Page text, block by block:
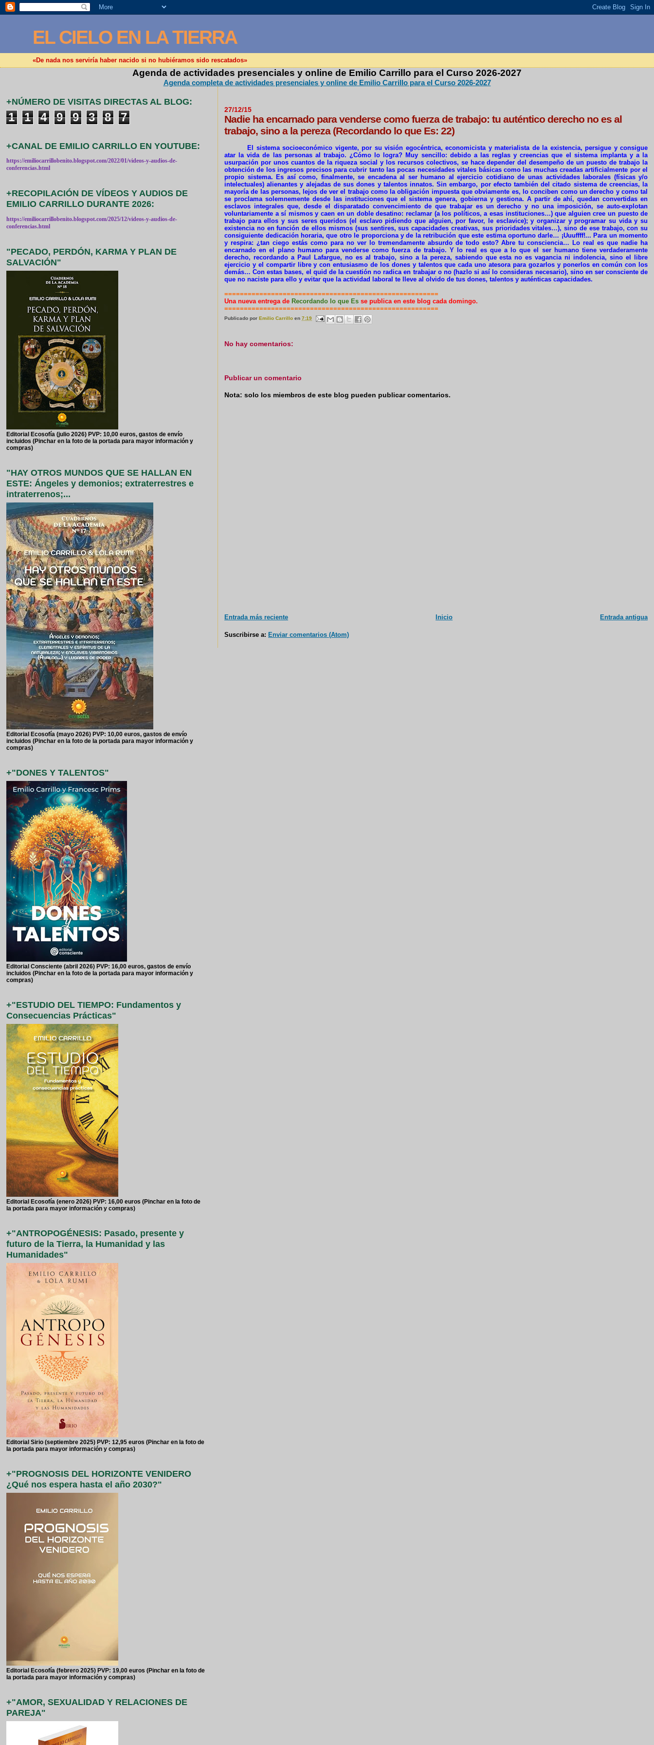
EL CIELO EN LA TIERRA
«De nada nos serviría haber nacido si no hubiéramos sido rescatados»
Agenda de actividades presenciales y online de Emilio Carrillo para el Curso 2026-2027
Agenda completa de actividades presenciales y online de Emilio Carrillo para el Curso 2026-2027
27/12/15
Nadie ha encarnado para venderse como fuerza de trabajo: tu auténtico derecho no es al
trabajo, sino a la pereza (Recordando lo que Es: 22)
El sistema socioeconómico vigente, por su visión egocéntrica, economicista y materialista de la existencia, persigue y consigue
atar la vida de las personas al trabajo. ¿Cómo lo logra? Muy sencillo: debido a las reglas y creencias que el sistema implanta y a la
usurpación por unos cuantos de la riqueza social y los recursos colectivos, se hace depender del desempeño de un puesto de trabajo la
obtención de los ingresos precisos para cubrir tanto las pocas necesidades vitales básicas como las muchas creadas artificialmente por el
propio sistema. Es así como, finalmente, se encadena al ser humano al ejercicio cotidiano de unas actividades laborales (físicas y/o
intelectuales) alienantes y alejadas de sus dones y talentos innatos. Sin embargo, por efecto también del citado sistema de creencias, la
mayoría de las personas, lejos de ver el trabajo como la obligación impuesta que obviamente es, lo conciben como un derecho y como tal
se proclama solemnemente desde las instituciones que el sistema genera, gobierna y gestiona. A partir de ahí, quedan convertidas en
esclavos integrales que, desde el disparatado convencimiento de que trabajar es un derecho y no una imposición, se auto-explotan
voluntariamente a sí mismos y caen en un doble desatino: reclamar (a los políticos, a esas instituciones…) que alguien cree un puesto de
trabajo para ellos y sus seres queridos (el esclavo pidiendo que alguien, por favor, le esclavice); y organizar y programar su vida y su
existencia no en función de ellos mismos (sus sentires, sus capacidades creativas, sus prioridades vitales…), sino de ese trabajo, con su
consiguiente dedicación horaria, que otro le proporciona y de la retribución que este estima oportuno darle… ¡Uuuffff!... Para un momento
y respira: ¿tan ciego estás como para no ver lo tremendamente absurdo de todo esto? Abre tu consciencia… Lo real es que nadie ha
encarnado en el plano humano para venderse como fuerza de trabajo. Y lo real es que a lo que el ser humano tiene verdaderamente
derecho, recordando a Paul Lafargue, no es al trabajo, sino a la pereza, sabiendo que esta no es vagancia ni indolencia, sino el libre
ejercicio y el compartir libre y con entusiasmo de los dones y talentos que cada uno atesora para gozarlos y ponerlos en común con los
demás… Con estas bases, el quid de la cuestión no radica en trabajar o no (hazlo si así lo consideras necesario), sino en ser consciente de
que no naciste para ello y evitar que la actividad laboral te lleve al olvido de tus dones, talentos y auténticas capacidades.
=======================================================
Una nueva entrega de Recordando lo que Es se publica en este blog cada domingo.
=======================================================
Publicado porEmilio Carrillo en7:19
No hay comentarios:
Publicar un comentario
Nota: solo los miembros de este blog pueden publicar comentarios.
Entrada más reciente Entrada antigua
Inicio
Suscribirse a: Enviar comentarios (Atom)
+NÚMERO DE VISITAS DIRECTAS AL BLOG:
1 1 4 9 9 3 8 7
+CANAL DE EMILIO CARRILLO EN YOUTUBE:
https://emiliocarrillobenito.blogspot.com/2022/01/videos-y-audios-de-
conferencias.html
+RECOPILACIÓN DE VÍDEOS Y AUDIOS DE
EMILIO CARRILLO DURANTE 2026:
https://emiliocarrillobenito.blogspot.com/2025/12/videos-y-audios-de-
conferencias.html
"PECADO, PERDÓN, KARMA Y PLAN DE
SALVACIÓN"
Editorial Ecosofía (julio 2026) PVP: 10,00 euros, gastos de envío
incluidos (Pinchar en la foto de la portada para mayor información y
compras)
"HAY OTROS MUNDOS QUE SE HALLAN EN
ESTE: Ángeles y demonios; extraterrestres e
intraterrenos;...
Editorial Ecosofía (mayo 2026) PVP: 10,00 euros, gastos de envío
incluidos (Pinchar en la foto de la portada para mayor información y
compras)
+"DONES Y TALENTOS"
Editorial Consciente (abril 2026) PVP: 16,00 euros, gastos de envío
incluidos (Pinchar en la foto de la portada para mayor información y
compras)
+"ESTUDIO DEL TIEMPO: Fundamentos y
Consecuencias Prácticas"
Editorial Ecosofía (enero 2026) PVP: 16,00 euros (Pinchar en la foto de
la portada para mayor información y compras)
+"ANTROPOGÉNESIS: Pasado, presente y
futuro de la Tierra, la Humanidad y las
Humanidades"
Editorial Sirio (septiembre 2025) PVP: 12,95 euros (Pinchar en la foto de
la portada para mayor información y compras)
+"PROGNOSIS DEL HORIZONTE VENIDERO
¿Qué nos espera hasta el año 2030?"
Editorial Ecosofía (febrero 2025) PVP: 19,00 euros (Pinchar en la foto de
la portada para mayor información y compras)
+"AMOR, SEXUALIDAD Y RELACIONES DE
PAREJA"